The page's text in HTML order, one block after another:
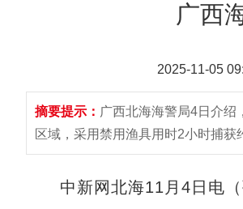
广西
2025-11-05
摘要提示： 广西北海海警局4日介绍
区域，采用禁用渔具用时2小时捕获
中新网北海11月4日电（